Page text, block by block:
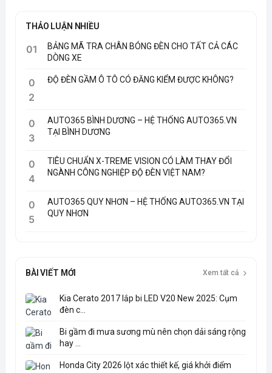
THẢO LUẬN NHIỀU
01
BẢNG MÃ TRA CHÂN BÓNG ĐÈN CHO TẤT CẢ CÁC
DÒNG XE
0
2
ĐỘ ĐÈN GẦM Ô TÔ CÓ ĐĂNG KIỂM ĐƯỢC KHÔNG?
0
3
AUTO365 BÌNH DƯƠNG – HỆ THỐNG AUTO365.VN
TẠI BÌNH DƯƠNG
0
4
TIÊU CHUẨN X-TREME VISION CÓ LÀM THAY ĐỔI
NGÀNH CÔNG NGHIỆP ĐỘ ĐÈN VIỆT NAM?
0
5
AUTO365 QUY NHƠN – HỆ THỐNG AUTO365.VN TẠI
QUY NHƠN
BÀI VIẾT MỚI Xem tất cả
Kia Cerato 2017 lắp bi LED V20 New 2025: Cụm
đèn c...
Bi gầm đi mưa sương mù nên chọn dải sáng rộng
hay ...
Honda City 2026 lột xác thiết kế, giá khởi điểm